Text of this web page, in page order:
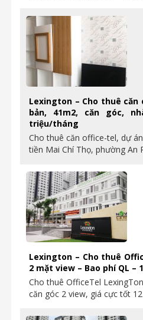
Lexington – Cho thuê
bản, 41m2, căn góc,
triệu/tháng
Cho thuê căn office-tel, dự
tiền Mai Chí Thọ, phường An
Lexington – Cho thuê
2 mặt view – Bao phí QL –
Cho thuê OfficeTel
căn góc 2 view, giá cực tốt